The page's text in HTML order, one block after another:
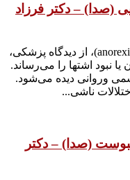
(صدا) – دکتر فرزاد
بی‌اشتهایی یا آنورکسی (به فرانسوی: anorexie)، از دیدگاه پزشکی،
نبود اشتها را می‌رساند.
وروانی دیده می‌شود.
ناشی...
(صدا) – دکتر